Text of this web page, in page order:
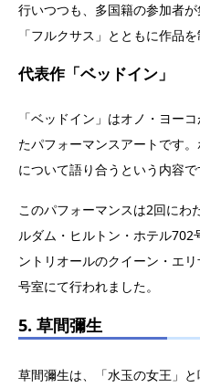
行いつつも、多国籍の参加者
「フルクサス」とともに作品
代表作「ベッドイン」
「ベッドイン」はオノ・ヨー
たパフォーマンスアートです
について語り合うという内容で
このパフォーマンスは2回にわ
ルダム・ヒルトン・ホテル
ントリオールのクイーン・エ
号室にて行われました。
5. 草間彌生
草間彌生は、「水玉の女王」